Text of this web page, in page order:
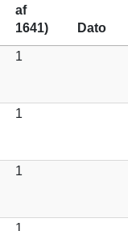
af
1641)
Dato
1
1
1
1